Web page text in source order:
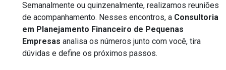
Semanalmente ou quinzenalmente, realizamos reuniões
de acompanhamento. Nesses encontros, a Consultoria
em Planejamento Financeiro de Pequenas
Empresas analisa os números junto com você, tira
dúvidas e define os próximos passos.